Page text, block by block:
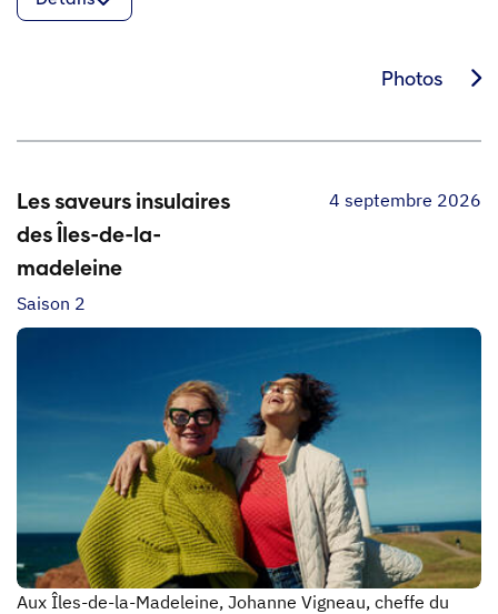
Photos
Les saveurs insulaires
des Îles-de-la-
madeleine
4 septembre 2026
Saison 2
Aux Îles-de-la-Madeleine, Johanne Vigneau, cheffe du